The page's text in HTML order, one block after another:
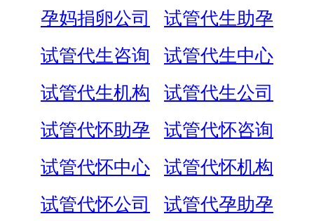
孕妈捐卵公司
试管代生助孕
试管代生咨询
试管代生中心
试管代生机构
试管代生公司
试管代怀助孕
试管代怀咨询
试管代怀中心
试管代怀机构
试管代怀公司
试管代孕助孕